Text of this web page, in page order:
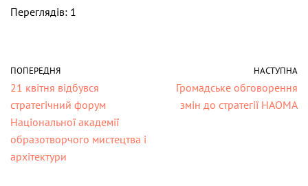
Переглядів: 1
ПОПЕРЕДНЯ
21 квітня відбувся
стратегічний форум
Національної академії
образотворчого мистецтва і
архітектури
НАСТУПНА
Громадське обговорення
змін до стратегії НАОМА